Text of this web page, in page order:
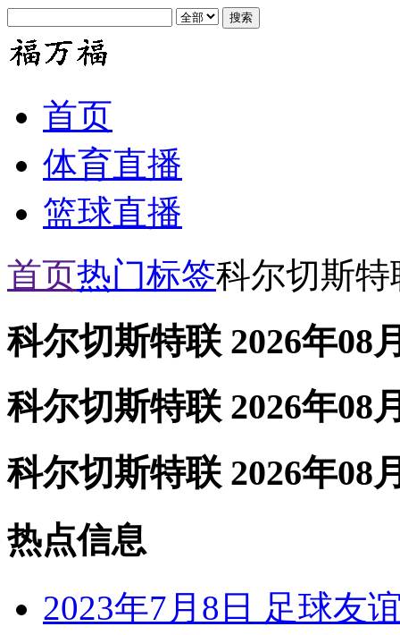
首页
体育直播
篮球直播
首页热门标签科尔切斯特
科尔切斯特联 2026年08
科尔切斯特联 2026年08
科尔切斯特联 2026年08
热点信息
2023年7月8日 足球友